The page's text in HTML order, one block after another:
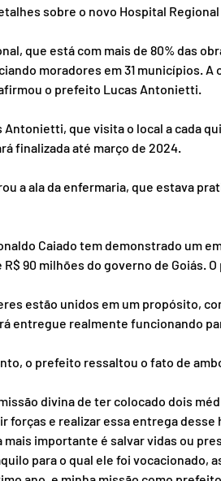
sobre o novo Hospital Regional
que está com mais de 80% das
moradores em 31 municípios.
o prefeito Lucas Antonietti.
Antonietti, que visita o local a cada
finalizada até março de 2024.
a ala da enfermaria, que estava
Caiado tem demonstrado um
90 milhões do governo de Goiás.
estão unidos em um propósito,
entregue realmente funcionando
o prefeito ressaltou o fato de
divina de ter colocado dois
forças e realizar essa entrega
mais importante é salvar vidas ou
para o qual ele foi vocacionado,